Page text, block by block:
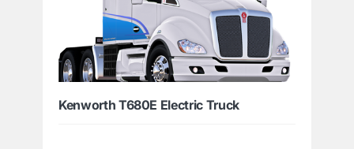
Kenworth T680E Electric Truck